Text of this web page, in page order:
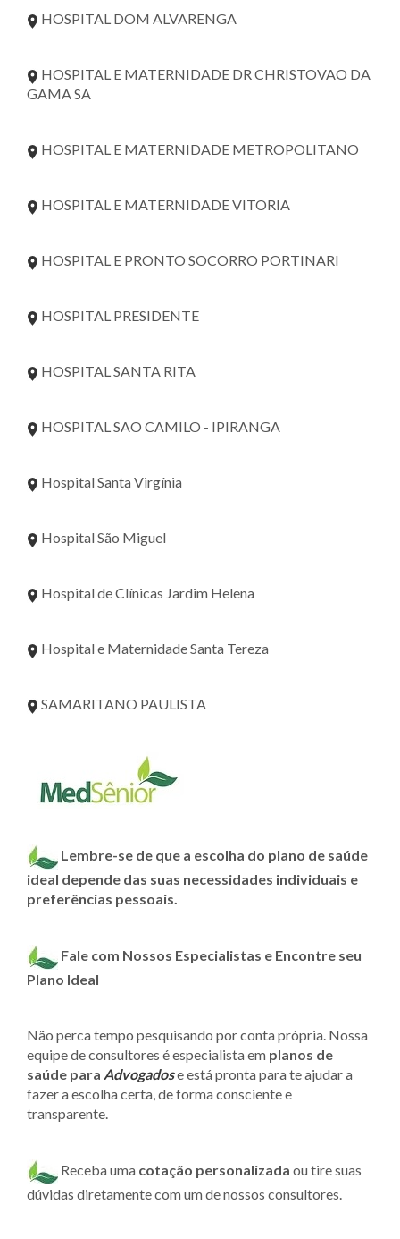
HOSPITAL DOM ALVARENGA
HOSPITAL E MATERNIDADE DR CHRISTOVAO DA
GAMA SA
HOSPITAL E MATERNIDADE METROPOLITANO
HOSPITAL E MATERNIDADE VITORIA
HOSPITAL E PRONTO SOCORRO PORTINARI
HOSPITAL PRESIDENTE
HOSPITAL SANTA RITA
HOSPITAL SAO CAMILO - IPIRANGA
Hospital Santa Virgínia
Hospital São Miguel
Hospital de Clínicas Jardim Helena
Hospital e Maternidade Santa Tereza
SAMARITANO PAULISTA
Lembre-se de que a escolha do plano de saúde
ideal depende das suas necessidades individuais e
preferências pessoais.
Fale com Nossos Especialistas e Encontre seu
Plano Ideal
Não perca tempo pesquisando por conta própria. Nossa
equipe de consultores é especialista em planos de
saúde para Advogadose está pronta para te ajudar a
fazer a escolha certa, de forma consciente e
transparente.
Receba uma cotação personalizada ou tire suas
dúvidas diretamente com um de nossos consultores.